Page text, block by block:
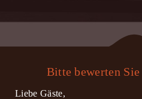
Bitte bewerten
Liebe Gäste,